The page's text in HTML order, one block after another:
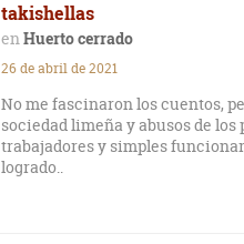
takishellas
Huerto cerrado
26 de abril de 2021
No me fascinaron los cuentos,
sociedad limeña y abusos de los
trabajadores y simples
logrado..